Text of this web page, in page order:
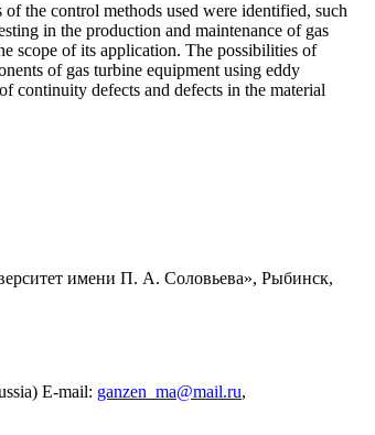
the control methods used were identified, such
in the production and maintenance of gas
scope of its application. The possibilities of
of gas turbine equipment using eddy
continuity defects and defects in the material
имени П. А. Соловьева», Рыбинск,
E-mail: ganzen_ma@mail.ru,